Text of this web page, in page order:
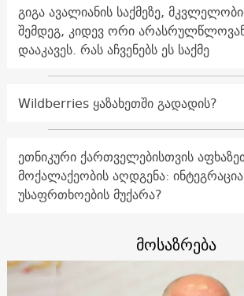
გიგა ავალიანის საქმეზე,
შემდეგ, კიდევ ორი
დააკავეს. რას აჩვენებს ეს საქმე
Wildberries ყაზახეთში გადადის?
ეთნიკური ქართველებისთვის
მოქალაქეობის აღდგენა:
უსაფრთხოების მუქარა?
მოსაზრება